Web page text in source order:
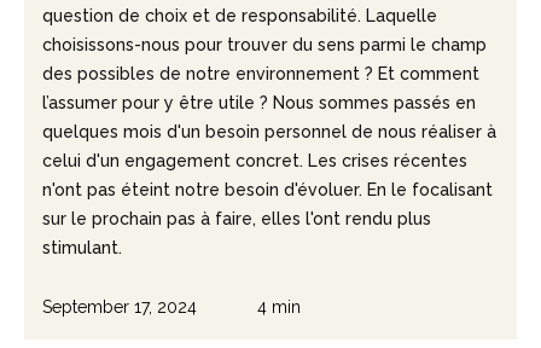
question de choix et de responsabilité. Laquelle
choisissons-nous pour trouver du sens parmi le champ
des possibles de notre environnement ? Et comment
l’assumer pour y être utile ? Nous sommes passés en
quelques mois d'un besoin personnel de nous réaliser à
celui d'un engagement concret. Les crises récentes
n'ont pas éteint notre besoin d'évoluer. En le focalisant
sur le prochain pas à faire, elles l'ont rendu plus
stimulant.
September 17, 2024 4 min